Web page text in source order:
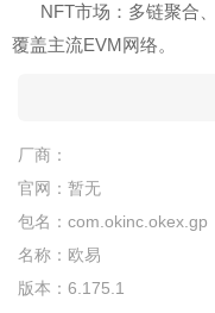
NFT市场：多链聚合
覆盖主流EVM网络。
厂商：
官网： 暂无
包名： com.okinc.okex.gp
名称： 欧易
版本： 6.175.1